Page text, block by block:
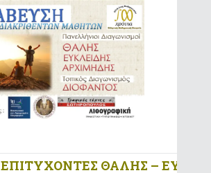
ΕΠΙΤΥΧΟΝΤΕΣ ΘΑΛΗΣ –